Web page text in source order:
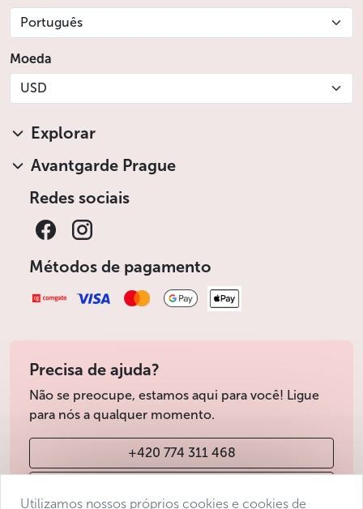
Português
Moeda
USD
Explorar
Avantgarde Prague
Redes sociais
Métodos de pagamento
Precisa de ajuda?
Não se preocupe, estamos aqui para você! Ligue
para nós a qualquer momento.
+420 774 311 468
Utilizamos nossos próprios cookies e cookies de